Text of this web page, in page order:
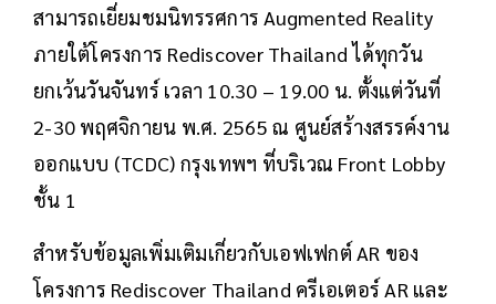
สามารถเยี่ยมชมนิทรรศการ Augmented Reality
ภายใต้โครงการ Rediscover Thailand ได้ทุกวัน
ยกเว้นวันจันทร์ เวลา 10.30 – 19.00 น. ตั้งแต่วันที่
2-30 พฤศจิกายน พ.ศ. 2565 ณ ศูนย์สร้างสรรค์งาน
ออกแบบ (TCDC) กรุงเทพฯ ที่บริเวณ Front Lobby
ชั้น 1
สำหรับข้อมูลเพิ่มเติมเกี่ยวกับเอฟเฟกต์ AR ของ
โครงการ Rediscover Thailand ครีเอเตอร์ AR และ